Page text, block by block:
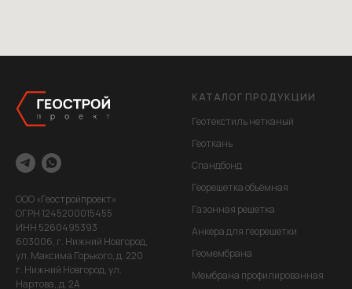
ООО «Геостройпроект»
ОГРН 1245200015455
ИНН 5260495393
603006, г. Нижний Новгород,
ул. Максима Горького, д. 220
г. Нижний Новгород, ул.
Нартова,,д. 2А
КАТАЛОГ ПРОДУКЦИИ
Геотекстиль нетканый
Геоткань
Спандбонд
Георешетка объёмная
Газонная решетка
Анкера для георешетки
Геомембрана
Мембрана профилированная